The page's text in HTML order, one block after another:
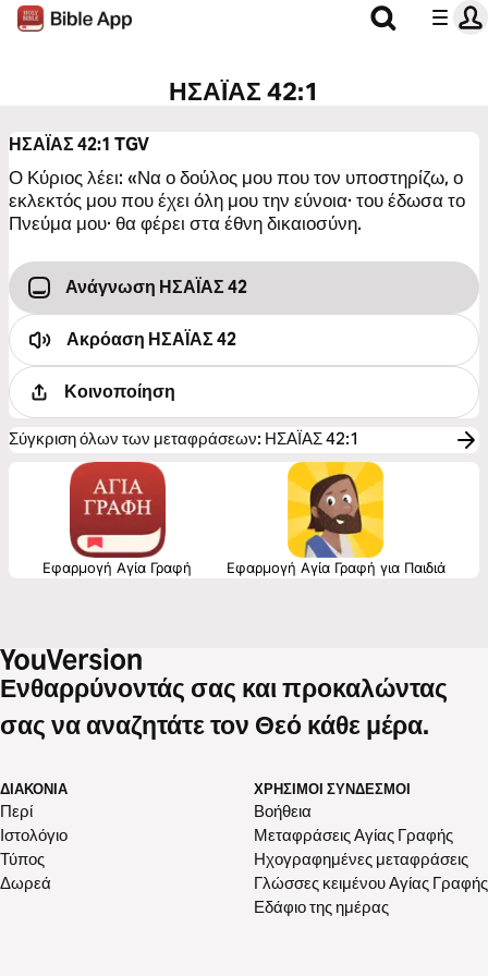
ΗΣΑΪΑΣ 42:1
ΗΣΑΪΑΣ 42:1 TGV
Ο Κύριος λέει: «Να ο δούλος μου που τον υποστηρίζω, ο
εκλεκτός μου που έχει όλη μου την εύνοια· του έδωσα το
Πνεύμα μου· θα φέρει στα έθνη δικαιοσύνη.
Ανάγνωση ΗΣΑΪΑΣ 42
Ακρόαση ΗΣΑΪΑΣ 42
Κοινοποίηση
Σύγκριση όλων των μεταφράσεων: ΗΣΑΪΑΣ 42:1
Εφαρμογή Αγία Γραφή Εφαρμογή Αγία Γραφή για Παιδιά
Ενθαρρύνοντάς σας και προκαλώντας
σας να αναζητάτε τον Θεό κάθε μέρα.
ΔΙΑΚΟΝΊΑ
Περί
Ιστολόγιο
Τύπος
Δωρεά
ΧΡΉΣΙΜΟΙ ΣΎΝΔΕΣΜΟΙ
Βοήθεια
Μεταφράσεις Αγίας Γραφής
Ηχογραφημένες μεταφράσεις
Γλώσσες κειμένου Αγίας Γραφής
Εδάφιο της ημέρας